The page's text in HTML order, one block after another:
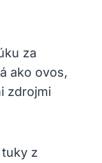
za
ako ovos,
zdrojmi
z⁢